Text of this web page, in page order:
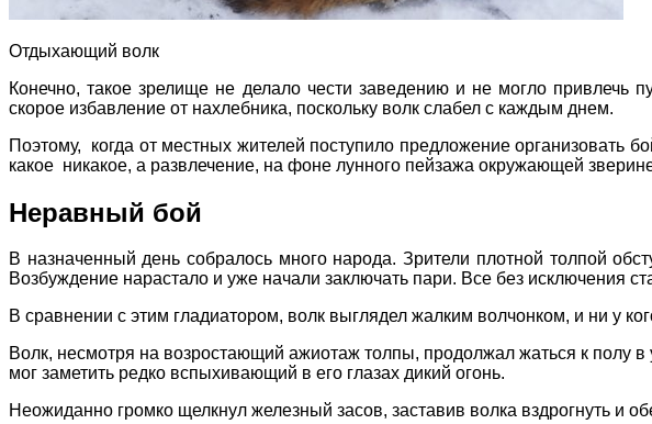
Отдыхающий волк
Конечно, такое зрелище не делало чести заведению и не могло привлечь
скорое избавление от нахлебника, поскольку волк слабел с каждым днем.
Поэтому, когда от местных жителей поступило предложение организовать
какое никакое, а развлечение, на фоне лунного пейзажа окружающей
Неравный бой
В назначенный день собралось много народа. Зрители плотной толпой
Возбуждение нарастало и уже начали заключать пари. Все без исключения
В сравнении с этим гладиатором, волк выглядел жалким волчонком, и ни у
Волк, несмотря на возростающий ажиотаж толпы, продолжал жаться к полу
мог заметить редко вспыхивающий в его глазах дикий огонь.
Неожиданно громко щелкнул железный засов, заставив волка вздрогнуть и